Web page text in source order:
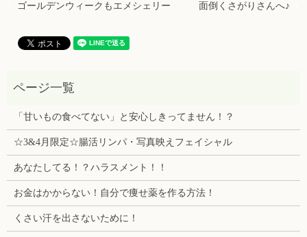
ゴールデンウィークもエメシェリー 面倒くさがりさんへ♪
「甘いもの食べてない」と安心しきってません！？
☆3&4月限定☆腸活リンパ・写真映えフェイシャル
あなたしてる！？ハラスメント！！
お金はかからない！自分で痩せ薬を作る方法！
くさい汗を出さないために！